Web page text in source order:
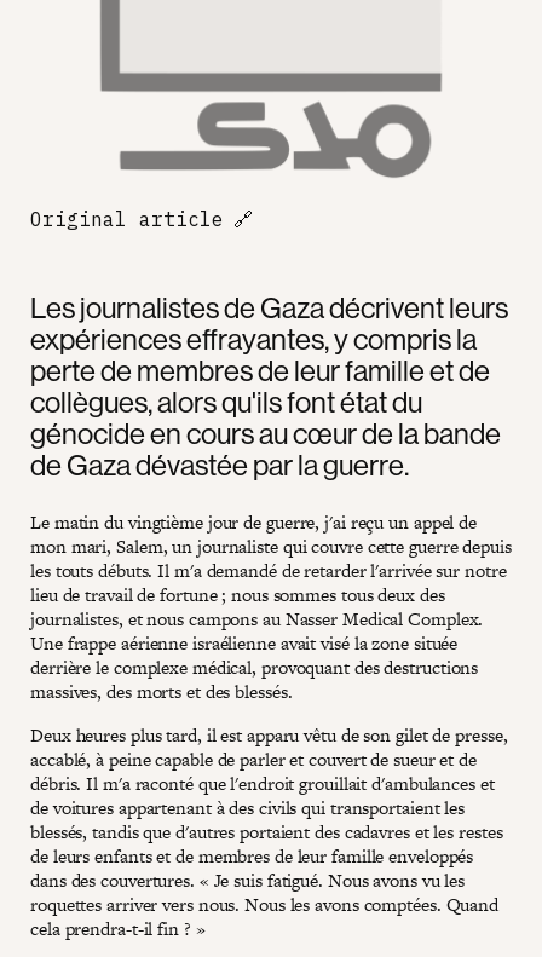
Les journalistes de Gaza décrivent leurs
expériences effrayantes, y compris la
perte de membres de leur famille et de
collègues, alors qu'ils font état du
génocide en cours au cœur de la bande
de Gaza dévastée par la guerre.
Le matin du vingtième jour de guerre, j'ai reçu un appel de
mon mari, Salem, un journaliste qui couvre cette guerre depuis
les touts débuts. Il m'a demandé de retarder l'arrivée sur notre
lieu de travail de fortune ; nous sommes tous deux des
journalistes, et nous campons au Nasser Medical Complex.
Une frappe aérienne israélienne avait visé la zone située
derrière le complexe médical, provoquant des destructions
massives, des morts et des blessés.
Deux heures plus tard, il est apparu vêtu de son gilet de presse,
accablé, à peine capable de parler et couvert de sueur et de
débris. Il m'a raconté que l'endroit grouillait d'ambulances et
de voitures appartenant à des civils qui transportaient les
blessés, tandis que d'autres portaient des cadavres et les restes
de leurs enfants et de membres de leur famille enveloppés
dans des couvertures. « Je suis fatigué. Nous avons vu les
roquettes arriver vers nous. Nous les avons comptées. Quand
cela prendra-t-il fin ? »
Original article 🔗